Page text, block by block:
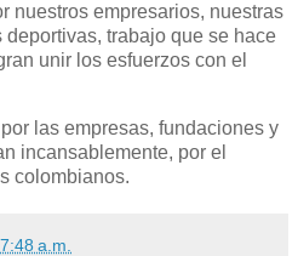
nuestros empresarios, nuestras
trabajo que se hace
unir los esfuerzos con el
las empresas, fundaciones y
incansablemente, por el
colombianos.
7:48 a.m.